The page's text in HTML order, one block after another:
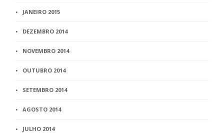
JANEIRO 2015
DEZEMBRO 2014
NOVEMBRO 2014
OUTUBRO 2014
SETEMBRO 2014
AGOSTO 2014
JULHO 2014